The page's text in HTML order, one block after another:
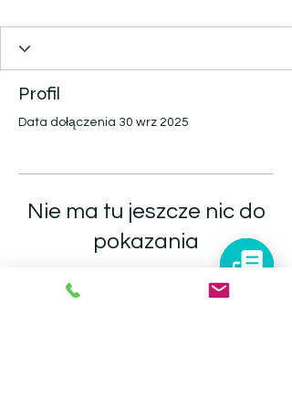
Profil
Data dołączenia 30 wrz 2025
Nie ma tu jeszcze nic do
pokazania
Gdy ten użytkownik doda informacje